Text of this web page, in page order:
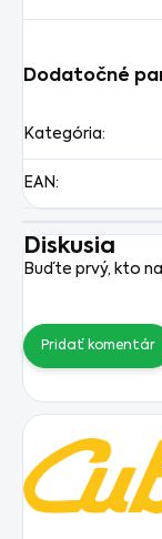
Dodatočné
Kategória:
EAN:
Diskusia
Buďte prvý, kto
Pridať komentár